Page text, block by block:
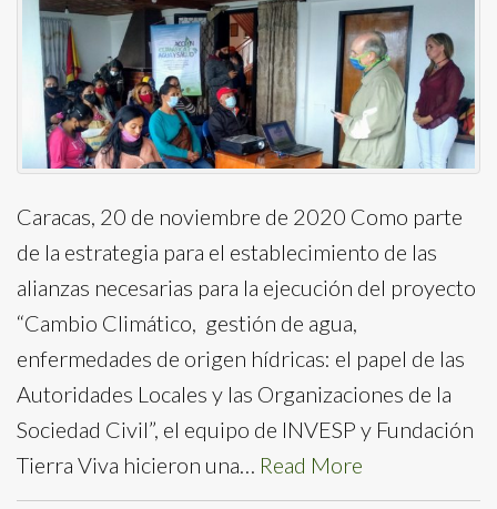
Caracas, 20 de noviembre de 2020 Como parte
de la estrategia para el establecimiento de las
alianzas necesarias para la ejecución del proyecto
“Cambio Climático, gestión de agua,
enfermedades de origen hídricas: el papel de las
Autoridades Locales y las Organizaciones de la
Sociedad Civil”, el equipo de INVESP y Fundación
Tierra Viva hicieron una… Read More